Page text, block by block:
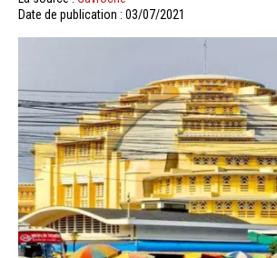
Date de publication : 03/07/2021